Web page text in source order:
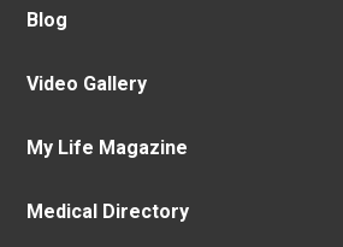
Blog
Video Gallery
My Life Magazine
Medical Directory